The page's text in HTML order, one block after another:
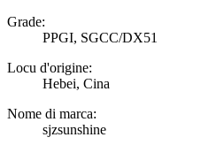
Grade:
PPGI, SGCC/DX51
Locu d'origine:
Hebei, Cina
Nome di marca:
sjzsunshine